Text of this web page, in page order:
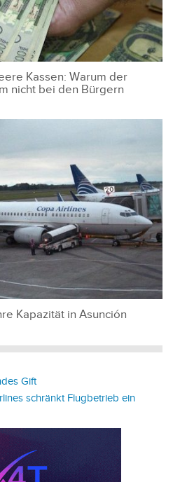
Kassen: Warum der
nicht bei den Bürgern
Kapazität in Asunción
Gift
schränkt Flugbetrieb ein